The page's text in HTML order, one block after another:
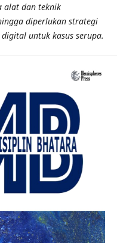
alat dan teknik
diperlukan strategi
untuk kasus serupa.